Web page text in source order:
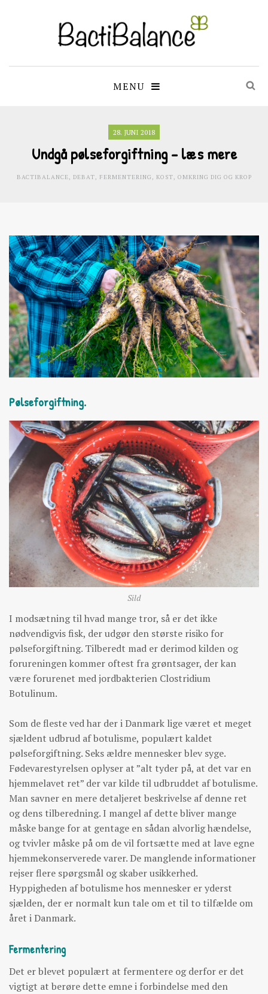
MENU
28. JUNI 2018
Undgå pølseforgiftning – læs mere
BACTIBALANCE, DEBAT, FERMENTERING, KOST, OMKRING DIG OG KROP
Pølseforgiftning.
Sild
I modsætning til hvad mange tror, så er det ikke
nødvendigvis fisk, der udgør den største risiko for
pølseforgiftning. Tilberedt mad er derimod kilden og
forureningen kommer oftest fra grøntsager, der kan
være forurenet med jordbakterien Clostridium
Botulinum.
Som de fleste ved har der i Danmark lige været et meget
sjældent udbrud af botulisme, populært kaldet
pølseforgiftning. Seks ældre mennesker blev syge.
Fødevarestyrelsen oplyser at ”alt tyder på, at det var en
hjemmelavet ret” der var kilde til udbruddet af botulisme.
Man savner en mere detaljeret beskrivelse af denne ret
og dens tilberedning. I mangel af dette bliver mange
måske bange for at gentage en sådan alvorlig hændelse,
og tvivler måske på om de vil fortsætte med at lave egne
hjemmekonserverede varer. De manglende informationer
rejser flere spørgsmål og skaber usikkerhed.
Hyppigheden af botulisme hos mennesker er yderst
sjælden, der er normalt kun tale om et til to tilfælde om
året i Danmark.
Fermentering
Det er blevet populært at fermentere og derfor er det
vigtigt at berøre dette emne i forbindelse med den